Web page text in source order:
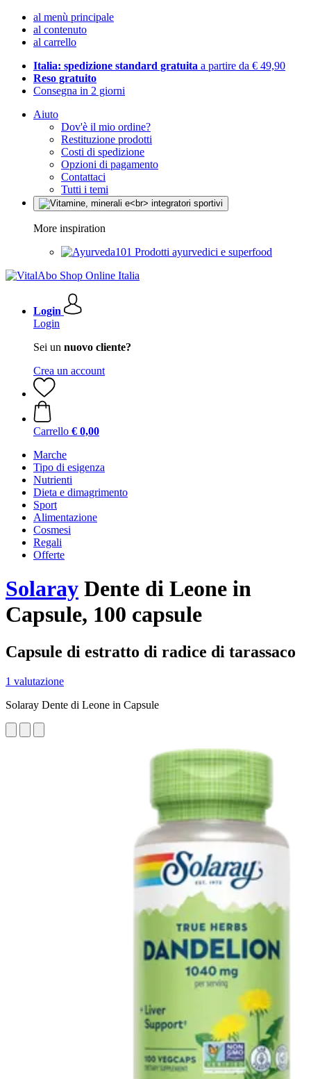
al menù principale
al contenuto
al carrello
Italia: spedizione standard gratuita a partire da € 49,90
Reso gratuito
Consegna in 2 giorni
Aiuto
Dov'è il mio ordine?
Restituzione prodotti
Costi di spedizione
Opzioni di pagamento
Contattaci
Tutti i temi
More inspiration
Prodotti ayurvedici e superfood
Login
Login
Sei un nuovo cliente?
Crea un account
Carrello € 0,00
Marche
Tipo di esigenza
Nutrienti
Dieta e dimagrimento
Sport
Alimentazione
Cosmesi
Regali
Offerte
Solaray Dente di Leone in
Capsule, 100 capsule
Capsule di estratto di radice di tarassaco
1 valutazione
Solaray Dente di Leone in Capsule